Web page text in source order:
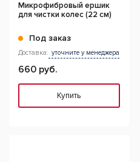
Микрофибровый ершик
для чистки колес (22 см)
Под заказ
Доставка: уточните у менеджера
660 руб.
Купить